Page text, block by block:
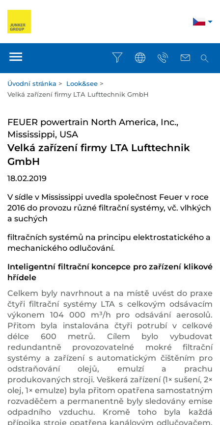
Úvodní stránka > Look&see >
Velká zařízení firmy LTA Lufttechnik GmbH
FEUER powertrain North America, Inc.,
Mississippi, USA
Velká zařízení firmy LTA Lufttechnik
GmbH
18.02.2019
V sídle v Mississippi uvedla společnost Feuer v roce
2016 do provozu různé filtrační systémy, vč. vlhkých
a suchých
filtračních systémů na principu elektrostatického a
mechanického odlučování.
Inteligentní filtrační koncepce pro zařízení klikové
hřídele
Celkem byly navrhnout a na místě uvést do praxe
čtyři filtrační systémy LTA s celkovým odsávacím
výkonem 104 000 m³/h pro odsávání aerosolů.
Přitom byla instalována čtyři potrubí v celkové
délce 600 metrů. Cílem bylo vybudovat
redundantně provozovatelné mokré filtrační
systémy a zařízení s automatickým čištěním pro
odstraňování olejů, emulzí a prachu
produkovaných stroji. Veškerá zařízení (1× sušení, 2×
olej, 1× emulze) byla přitom opatřena samostatným
rozvaděčem a permanentně byly sledovány emise
odpadního vzduchu. Kromě toho byla každá
přípojka stroje opatřena kanálovým odlučovačem,